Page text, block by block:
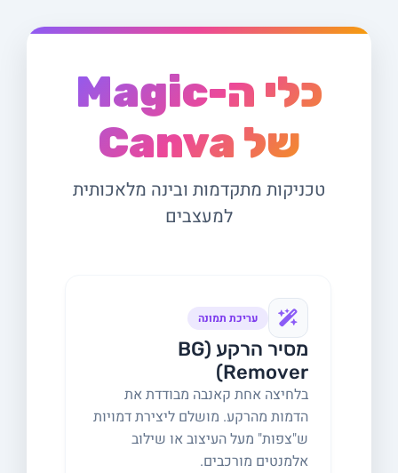
כלי ה-Magic
של Canva
טכניקות מתקדמות ובינה מלאכותית
למעצבים
עריכת תמונה
מסיר הרקע (BG
Remover)
בלחיצה אחת קאנבה מבודדת את
הדמות מהרקע. מושלם ליצירת דמויות
ש"צפות" מעל העיצוב או שילוב
אלמנטים מורכבים.